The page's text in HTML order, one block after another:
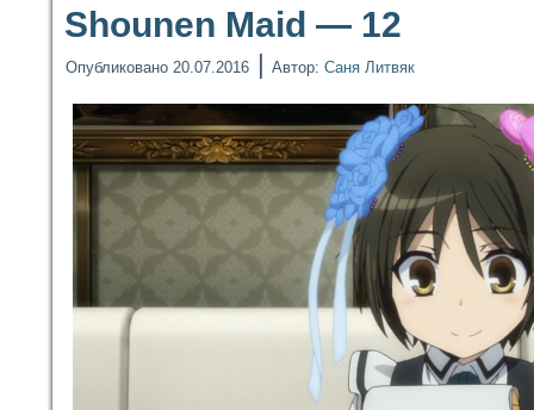
Shounen Maid — 12
Опубликовано 20.07.2016 | Автор: Саня Литвяк